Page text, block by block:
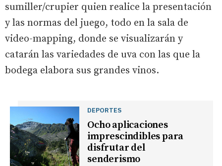
sumiller/crupier quien realice la presentación
y las normas del juego, todo en la sala de
video-mapping, donde se visualizarán y
catarán las variedades de uva con las que la
bodega elabora sus grandes vinos.
DEPORTES
Ocho aplicaciones
imprescindibles para
disfrutar del
senderismo